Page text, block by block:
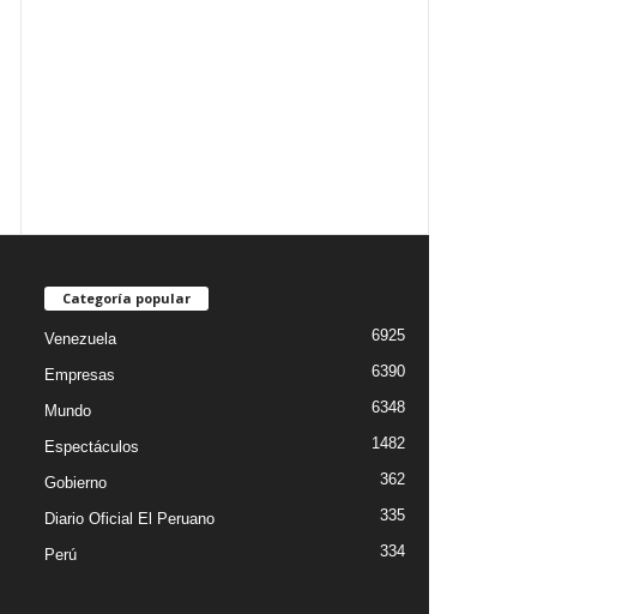
Categoría popular
Venezuela 6925
Empresas 6390
Mundo 6348
Espectáculos 1482
Gobierno 362
Diario Oficial El Peruano 335
Perú 334